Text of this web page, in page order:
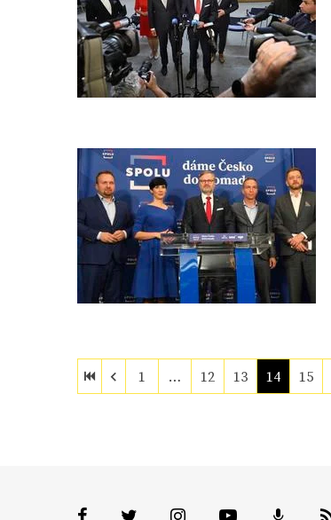
1 … 12 13 14 15